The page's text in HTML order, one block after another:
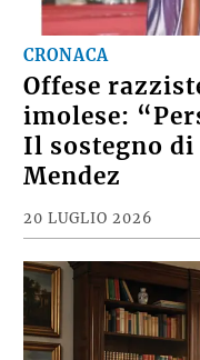
CRONACA
Offese
imolese:
Il sostegno
Mendez
20 LUGLIO 2026